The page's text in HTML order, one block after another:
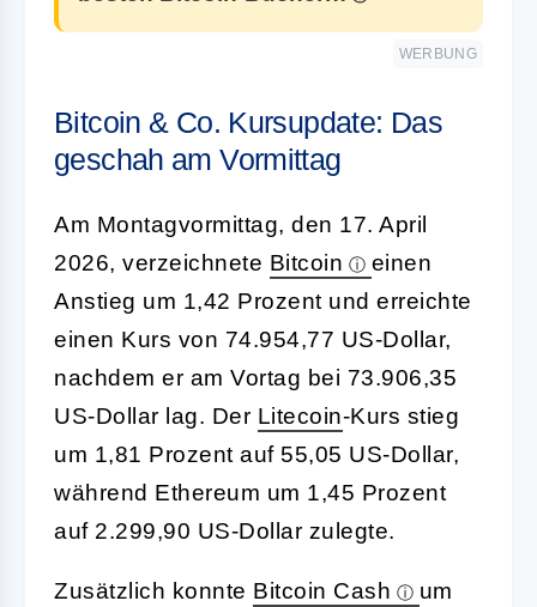
WERBUNG
Bitcoin & Co. Kursupdate: Das
geschah am Vormittag
Am Montagvormittag, den 17. April
2026, verzeichnete Bitcoin
einen
Anstieg um 1,42 Prozent und erreichte
einen Kurs von 74.954,77 US-Dollar,
nachdem er am Vortag bei 73.906,35
US-Dollar lag. Der Litecoin-Kurs stieg
um 1,81 Prozent auf 55,05 US-Dollar,
während Ethereum um 1,45 Prozent
auf 2.299,90 US-Dollar zulegte.
Zusätzlich konnte Bitcoin Cash
um